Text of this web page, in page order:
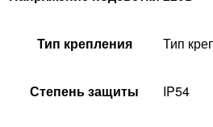
Тип крепления Тип
Степень защиты IP54